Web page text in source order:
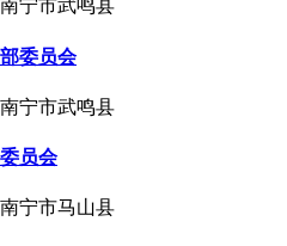
宁市武鸣县
委员会
宁市武鸣县
员会
宁市马山县